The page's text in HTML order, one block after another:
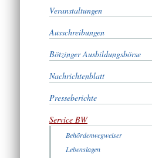
Veranstaltungen
Ausschreibungen
Bötzinger Ausbildungsbörse
Nachrichtenblatt
Presseberichte
Service BW
Behördenwegweiser
Lebenslagen